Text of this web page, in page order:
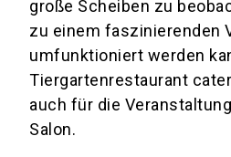
große Scheiben zu
zu einem faszinierenden
umfunktioniert werden
Tiergartenrestaurant
auch für die
Salon.